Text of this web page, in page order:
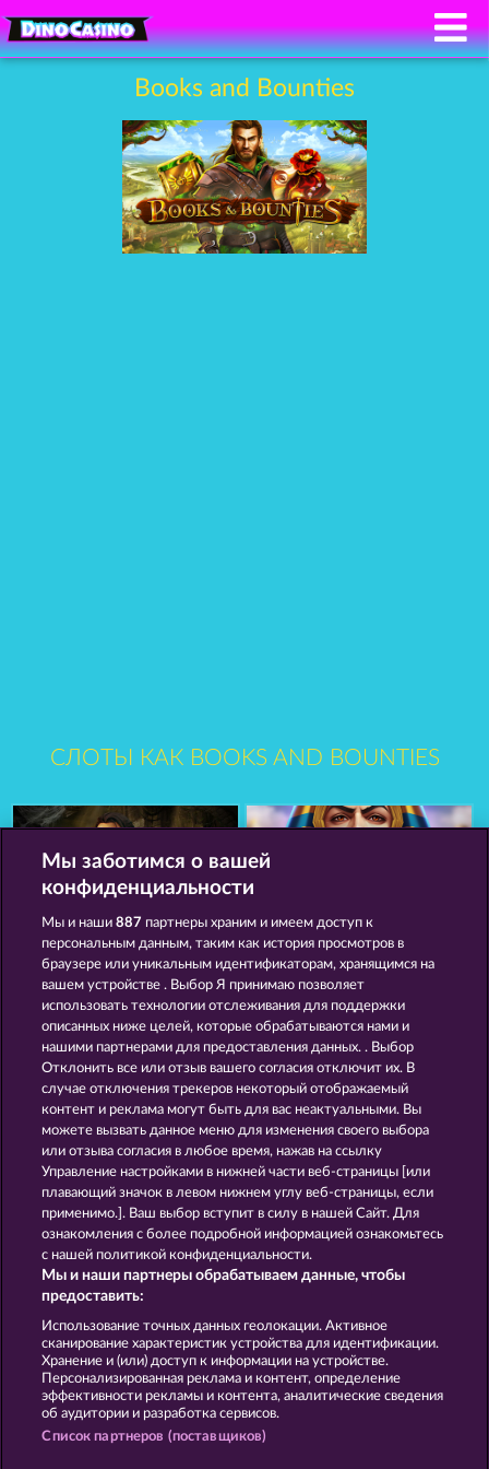
Books and Bounties
СЛОТЫ КАК BOOKS AND BOUNTIES
Balthazar Jack Potter and the Book of Teos
Jack Potter and the Book of Dynasties The Warlocks Book
Правила КОНФИДЕНЦИАЛЬНОСТЬ
О компании Компания
Отправить Запрос об Отказе
Мы заботимся о вашей
конфиденциальности
Мы и наши887 партнеры храним и имеем доступ к
персональным данным, таким как история просмотров в
браузере или уникальным идентификаторам, хранящимся на
вашем устройстве . Выбор Я принимаю позволяет
использовать технологии отслеживания для поддержки
описанных ниже целей, которые обрабатываются нами и
нашими партнерами для предоставления данных. . Выбор
Отклонить все или отзыв вашего согласия отключит их. В
случае отключения трекеров некоторый отображаемый
контент и реклама могут быть для вас неактуальными. Вы
можете вызвать данное меню для изменения своего выбора
или отзыва согласия в любое время, нажав на ссылку
Управление настройками в нижней части веб-страницы [или
плавающий значок в левом нижнем углу веб-страницы, если
применимо.]. Ваш выбор вступит в силу в нашей Сайт. Для
ознакомления с более подробной информацией ознакомьтесь
с нашей политикой конфиденциальности.
Мы и наши партнеры обрабатываем данные, чтобы
предоставить:
Использование точных данных геолокации. Активное
сканирование характеристик устройства для идентификации.
Хранение и (или) доступ к информации на устройстве.
Персонализированная реклама и контент, определение
эффективности рекламы и контента, аналитические сведения
об аудитории и разработка сервисов.
Список партнеров (поставщиков)